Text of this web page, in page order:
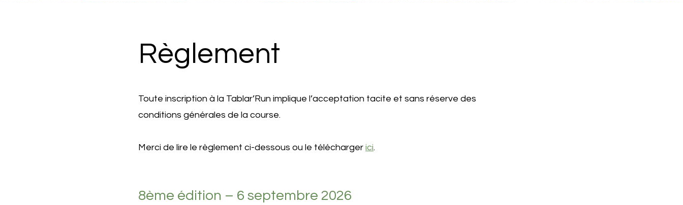
Règlement
Toute inscription à la Tablar’Run implique l’acceptation tacite et sans réserve des
conditions générales de la course.
Merci de lire le règlement ci-dessous ou le télécharger ici.
8ème édition – 6 septembre 2026